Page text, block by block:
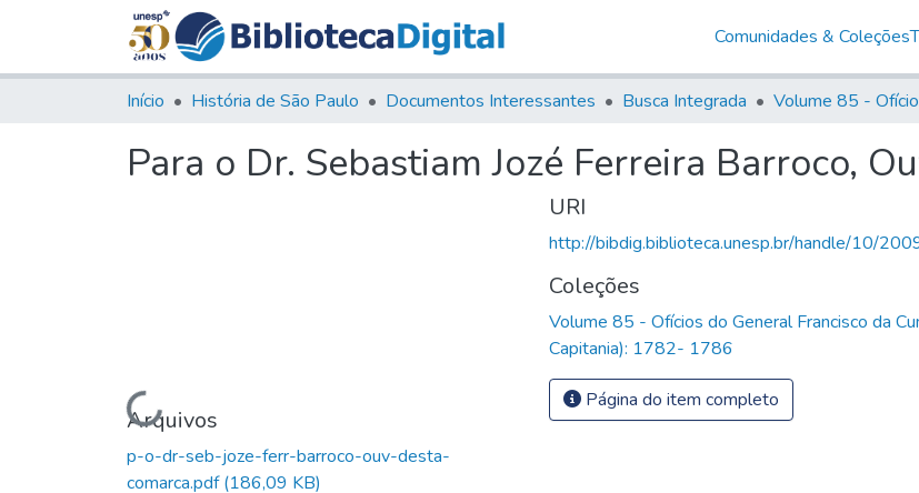
Comunidades & Coleções
Início História de São Paulo Documentos Interessantes Busca Integrada
Para o Dr. Sebastiam Jozé Ferreira Barroco,
Carregando...
Arquivos
p-o-dr-seb-joze-ferr-barroco-ouv-desta-
comarca.pdf(186,09 KB)
URI
http://bibdig.biblioteca.unesp.br/handle/10/
Coleções
Volume 85 - Ofícios do General Francisco da
Capitania): 1782- 1786
Página do item completo